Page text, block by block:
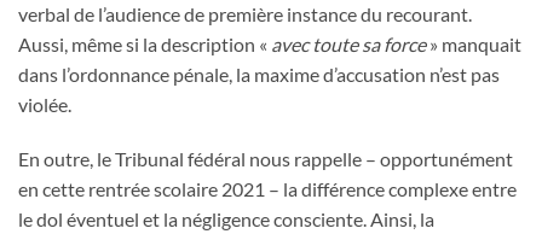
verbal de l’audience de première instance du recourant.
Aussi, même si la description « avec toute sa force» manquait
dans l’ordonnance pénale, la maxime d’accusation n’est pas
violée.
En outre, le Tribunal fédéral nous rappelle – opportunément
en cette rentrée scolaire 2021 – la différence complexe entre
le dol éventuel et la négligence consciente. Ainsi, la